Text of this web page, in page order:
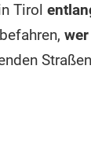
Tirol